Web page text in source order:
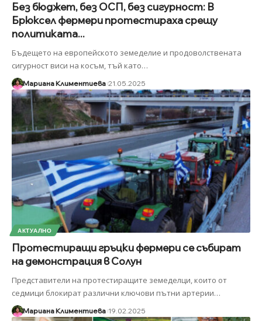
Без бюджет, без ОСП, без сигурност: В
Брюксел фермери протестираха срещу
политиката...
Бъдещето на европейското земеделие и продоволствената
сигурност виси на косъм, тъй като…
Мариана Климентиева 21.05.2025
АКТУАЛНО
Протестиращи гръцки фермери се събират
на демонстрация в Солун
Представители на протестиращите земеделци, които от
седмици блокират различни ключови пътни артерии…
Мариана Климентиева 19.02.2025